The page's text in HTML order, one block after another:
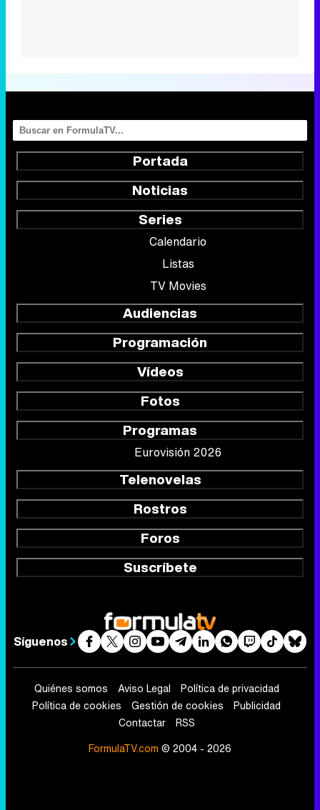
Portada
Noticias
Series
Calendario
Listas
TV Movies
Audiencias
Programación
Vídeos
Fotos
Programas
Eurovisión 2026
Telenovelas
Rostros
Foros
Suscríbete
Síguenos
Quiénes somos Aviso Legal
Política de privacidad
Política de cookies
Gestión de cookies
Publicidad
Contactar
RSS
FormulaTV.com © 2004 - 2026